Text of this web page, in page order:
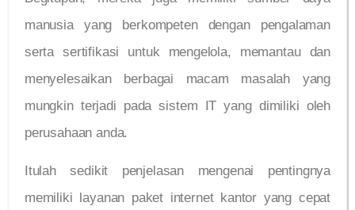
manusia yang berkompeten dengan pengalaman
serta sertifikasi untuk mengelola, memantau dan
menyelesaikan berbagai macam masalah yang
mungkin terjadi pada sistem IT yang dimiliki oleh
perusahaan anda.
Itulah sedikit penjelasan mengenai pentingnya
memiliki layanan paket internet kantor yang cepat